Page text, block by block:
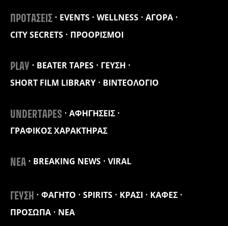
ΠΡΟΤΑΣΕΙΣ EVENTS WELLNESS
ΑΓΟΡΑ
CITY SECRETS
ΠΡΟΟΡΙΣΜΟΙ
PLAY BEATER TAPES
ΓΕΥΣΗ
SHORT FILM LIBRARY
ΒΙΝΤΕΟΛΟΓΙΟ
UNDERTAPES
ΑΦΗΓΗΣΕΙΣ
ΓΡΑΦΙΚΟΣ ΧΑΡΑΚΤΗΡΑΣ
ΝΕΑ BREAKING NEWS VIRAL
ΓΕΥΣΗ ΦΑΓΗΤΟ SPIRITS ΚΡΑΣΙ
ΚΑΦΕΣ
ΠΡΟΣΩΠΑ
ΝΕΑ